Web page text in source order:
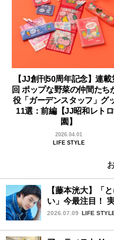
【JJ創刊50周年記念】連載
回 ポップな野菜の仲間たち
役「ガーデンスタッフ」グ
11選：前編【JJ昭和レト
園】
2026.04.01
LIFE STYLE
【藤本洸大】「
い」今最注目！
2026.07.09 LIFE